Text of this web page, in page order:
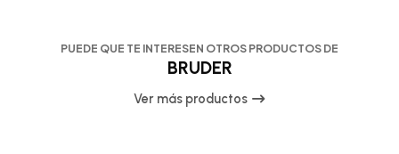
PUEDE QUE TE INTERESEN OTROS PRODUCTOS DE
BRUDER
Ver más productos